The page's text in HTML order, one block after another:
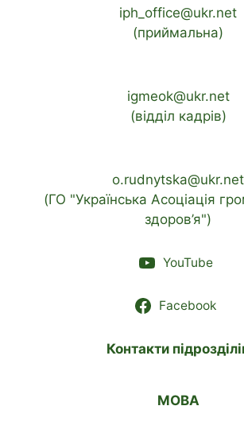
iph_office@ukr.net
(приймальна)
igmeok@ukr.net
(відділ кадрів)
o.rudnytska@ukr.net
(ГО "Українська Асоціація
здоров’я")
YouTube
Facebook
Контакти
МОВА